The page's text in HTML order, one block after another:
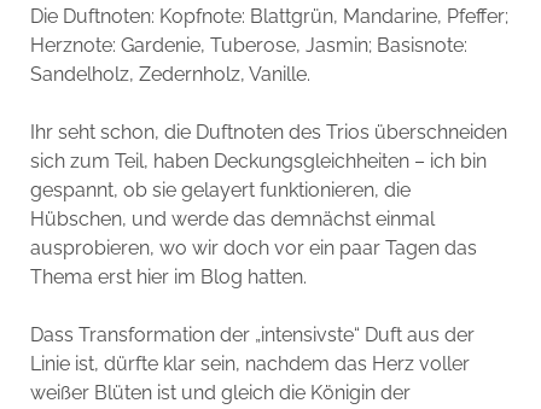
Die Duftnoten: Kopfnote: Blattgrün, Mandarine, Pfeffer;
Herznote: Gardenie, Tuberose, Jasmin; Basisnote:
Sandelholz, Zedernholz, Vanille.
Ihr seht schon, die Duftnoten des Trios überschneiden
sich zum Teil, haben Deckungsgleichheiten – ich bin
gespannt, ob sie gelayert funktionieren, die
Hübschen, und werde das demnächst einmal
ausprobieren, wo wir doch vor ein paar Tagen das
Thema erst hier im Blog hatten.
Dass Transformation der „intensivste“ Duft aus der
Linie ist, dürfte klar sein, nachdem das Herz voller
weißer Blüten ist und gleich die Königin der